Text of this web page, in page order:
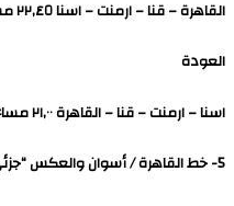
القاهرة – قنا – ارمنت – اسنا ٢٢,٤٥ مساء.
العودة
اسنا – ارمنت – قنا – القاهرة ۲۱,۰۰ مساء.
5- خط القاهرة / أسوان والعكس “جزئي”